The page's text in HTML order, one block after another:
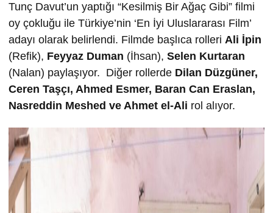
Tunç Davut’un yaptığı “Kesilmiş Bir Ağaç Gibi” filmi
oy çokluğu ile Türkiye’nin ‘En İyi Uluslararası Film’
adayı olarak belirlendi. Filmde başlıca rolleri Ali İpin
(Refik), Feyyaz Duman (İhsan), Selen Kurtaran
(Nalan) paylaşıyor. Diğer rollerde Dilan Düzgüner,
Ceren Taşçı, Ahmed Esmer, Baran Can Eraslan,
Nasreddin Meshed ve Ahmet el-Ali rol alıyor.